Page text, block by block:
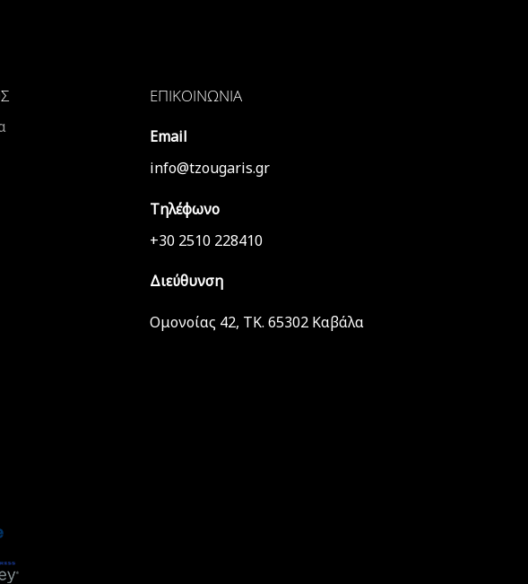
ΕΠΙΚΟΙΝΩΝΊΑ
Email
info@tzougaris.gr
Τηλέφωνο
+30 2510 228410
Διεύθυνση
Ομονοίας 42, ΤΚ. 65302 Καβάλα